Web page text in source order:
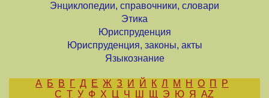
Энциклопедии, справочники, словари
Этика
Юриспруденция
Юриспруденция, законы, акты
Языкознание
А Б В Г Д Е Ж З И Й К Л М Н О П
Р
С Т У Ф Х Ц Ч Ш Щ Э Ю Я AZ